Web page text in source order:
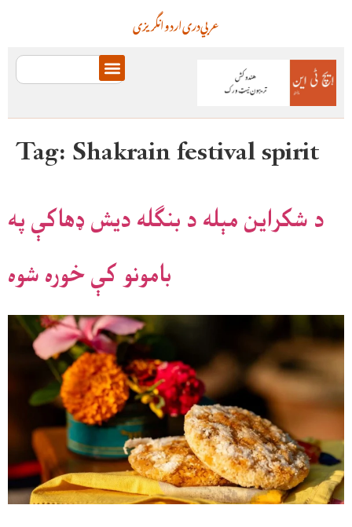
انگریزیاردودریعربي
Tag:Shakrain festival spirit
د شکراین مېله د بنګله ديش ډهاکې په
بامونو کې خوره شوه